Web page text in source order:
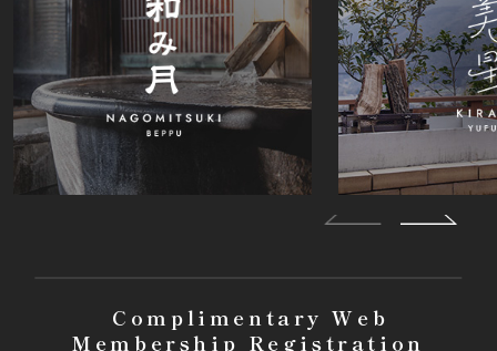
Complimentary Web
Membership Registration